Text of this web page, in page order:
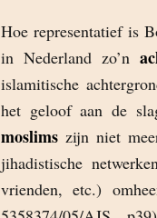
Hoe representatief is
in Nederland zo’n
islamitische
het geloof aan de
moslims zijn niet
jihadistische
vrienden, etc.)